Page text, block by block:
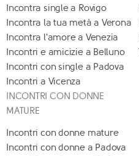
Incontra single a Rovigo
Incontra la tua metà a Verona
Incontra l'amore a Venezia
Incontri e amicizie a Belluno
Incontri con single a Padova
Incontri a Vicenza
INCONTRI CON DONNE
MATURE
Incontri con donne mature
Incontri con donne a Padova